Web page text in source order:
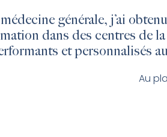
générale, j’ai
dans des centres de
et personnalisés
Au